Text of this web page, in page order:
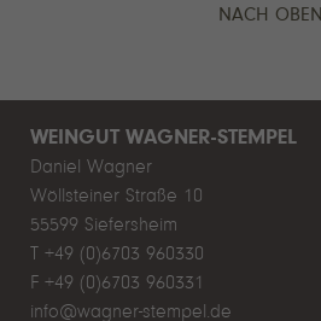
NACH OBEN
WEINGUT WAGNER-STEMPEL
Daniel Wagner
Wöllsteiner Straße 10
55599 Siefersheim
T +49 (0)6703 960330
F +49 (0)6703 960331
info@wagner-stempel.de